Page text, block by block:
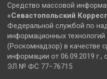
Средство массовой
«Севастопольский
Федеральной службой по
информационных
(Роскомнадзор) в качестве
информации от 06.09.2019 г.,
ЭЛ № ФС 77–76715